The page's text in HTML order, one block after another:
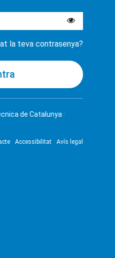
la teva contrasenya?
de Catalunya ·
Accessibilitat Avís legal